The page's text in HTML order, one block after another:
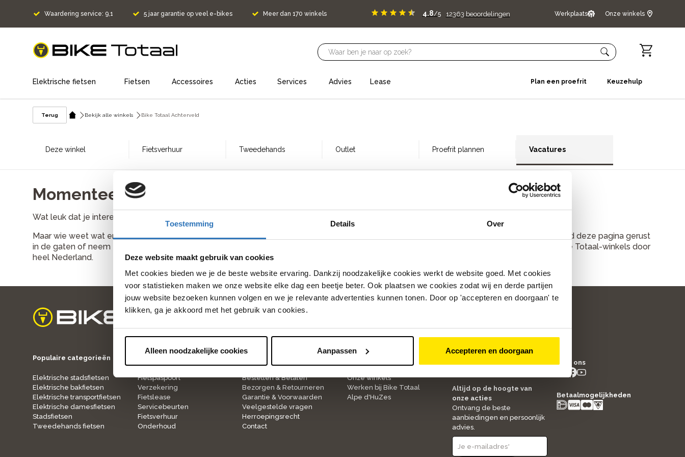
Toestemming Details Over
Deze website maakt gebruik van cookies
Met cookies bieden we je de beste website ervaring. Dankzij noodzakelijke cookies werkt de website goed. Met cookies
voor statistieken maken we onze website elke dag een beetje beter. Ook plaatsen we cookies zodat wij en derde partijen
jouw website bezoeken kunnen volgen en we je relevante advertenties kunnen tonen. Door op 'accepteren en doorgaan' te
klikken, ga je akkoord met het gebruik van cookies.
Alleen noodzakelijke cookies Aanpassen Accepteren en doorgaan
Waardering service: 9,1 5 jaar garantie op veel e-bikes Meer dan 170 winkels 4.8/5 12363 beoordelingen Werkplaats Onze winkels
home
Elektrische fietsen Fietsen Accessoires Acties Services Advies Lease Plan een proefrit Keuzehulp
Terug Bekijk alle winkels Bike Totaal Achterveld
Deze winkel Fietsverhuur Tweedehands Outlet Proefrit plannen Vacatures
Momenteel zijn er geen lopende vacatures voor onze vestiging
Wat leuk dat je interesse hebt in werken bij Bike Totaal! Op dit moment hebben we in deze winkel geen openstaande vacatures.
Maar wie weet wat er binnenkort vrijkomt! We zijn altijd benieuwd naar enthousiaste mensen met een passie voor fietsen en service. Dus houd deze pagina gerust
in de gaten of neem eens een kijkje op onze
pagina. Daar vind je een overzicht van alle openstaande vacatures bij Bike Totaal-winkels door
heel Nederland.
home
Populaire categorieën
Elektrische stadsfietsen
Elektrische bakfietsen
Elektrische transportfietsen
Elektrische damesfietsen
Stadsfietsen
Tweedehands fietsen
Fietspaspoort
Verzekering
Fietslease
Servicebeurten
Fietsverhuur
Onderhoud
Bestellen & Betalen
Bezorgen & Retourneren
Garantie & Voorwaarden
Veelgestelde vragen
Herroepingsrecht
Contact
Onze winkels
Werken bij Bike Totaal
Alpe d'HuZes
Altijd op de hoogte van
onze acties
Ontvang de beste
aanbiedingen en persoonlijk
advies.
Volg ons
instagram
facebook
Betaalmogelijkheden